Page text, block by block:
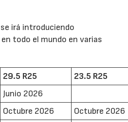
irá introduciendo
todo el mundo en varias
29.5 R25
23.5 R25
Junio 2026
Octubre 2026 Octubre 2026